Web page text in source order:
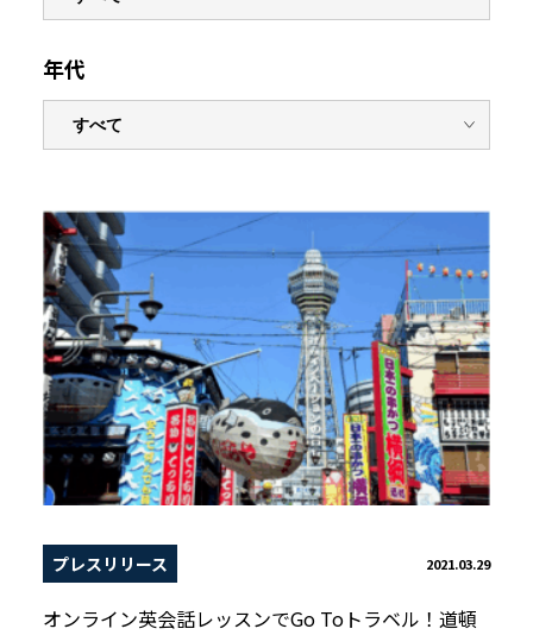
年代
プレスリリース 2021.03.29
オンライン英会話レッスンでGo Toトラベル！道頓